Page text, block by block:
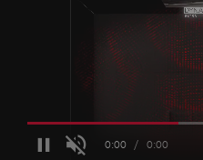
PauseUnmuteCurrent
0:00 / Duration
0:00